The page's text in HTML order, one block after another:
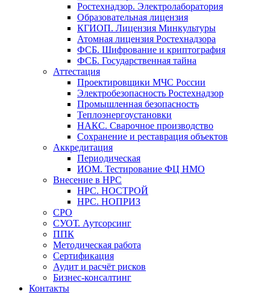
Ростехнадзор. Электролаборатория
Образовательная лицензия
КГИОП. Лицензия Минкультуры
Атомная лицензия Ростехнадзора
ФСБ. Шифрование и криптография
ФСБ. Государственная тайна
Аттестация
Проектировщики МЧС России
Электробезопасность Ростехнадзор
Промышленная безопасность
Теплоэнергоустановки
НАКС. Сварочное производство
Сохранение и реставрация объектов
Аккредитация
Периодическая
ИОМ. Тестирование ФЦ НМО
Внесение в НРС
НРС. НОСТРОЙ
НРС. НОПРИЗ
СРО
СУОТ. Аутсорсинг
ППК
Методическая работа
Сертификация
Аудит и расчёт рисков
Бизнес-консалтинг
Контакты